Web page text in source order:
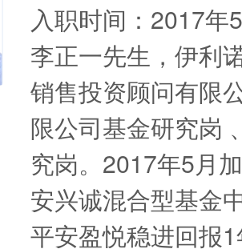
入职时间：2017年
李正一先生，伊利
销售投资顾问有限
限公司基金研究岗
究岗。2017年5月
安兴诚混合型基金
平安盈悦稳进回报